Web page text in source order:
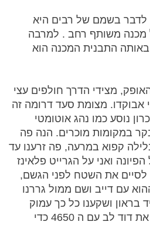
לדבר בשמם של רבים היא
מכנה משותף רחב . למרבה
התבנית המכנה הוא
מצידי הדרך חולפים עצי
אבוקדו. מצומת סעד דרומה זה
נוסע כמו נהג אוטומטי
במקומות מוכרים. הנה פה
קפוא במרעה, פה זרענו עד
ואני על הגרייט פלאינז
לסיים את השטח לפני הגשם,
עם דייב ושם ממול גררנו
בראון ושקענו כל כך עמוק
בבוץ שהיה צריך להביא את דוד לב עם ה 4650 כדי